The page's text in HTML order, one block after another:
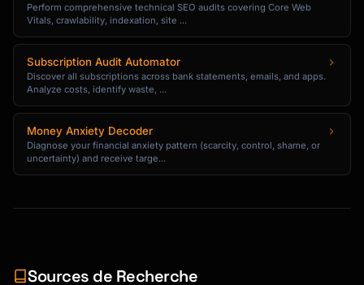
| Strategic Alignment | 10% | | |
| **Total** | 100% | | |
**Priority Classification**
- P1 (Critical): Score > 4.0 - Immediate
action
- P2 (High): Score 3.0-4.0 - Next quarter
- P3 (Medium): Score 2.0-3.0 - Roadmap
consideration
- P4 (Low): Score < 2.0 - Monitor
### Step 4: Generate Insights
## Insight: [Clear, actionable statement]
Perform comprehensive technical SEO audits covering Core Web
Vitals, crawlability, indexation, site ...
Subscription Audit Automator
Discover all subscriptions across bank statements, emails, and apps.
Analyze costs, identify waste, ...
Money Anxiety Decoder
Diagnose your financial anxiety pattern (scarcity, control, shame, or
uncertainty) and receive targe...
Sources de Recherche